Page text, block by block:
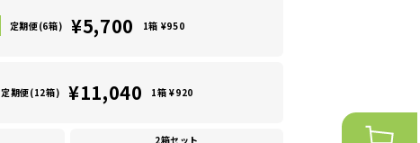
定期便(6箱) ¥5,700 1箱 ¥950
定期便(12箱) ¥11,040 1箱 ¥920
2箱セット